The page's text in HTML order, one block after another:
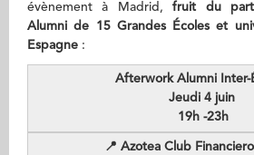
évènement à Madrid,fruit du
Alumni de 15 Grandes Écoles et
Espagne :
Afterwork Alumni Inter-
Jeudi 4 juin
19h -23h
📍 Azotea Club